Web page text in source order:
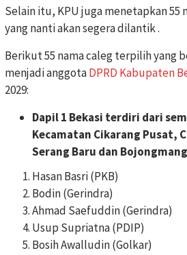
Selain itu, KPU juga menetapkan 55
yang nanti akan segera dilantik .
Berikut 55 nama caleg terpilih yang
menjadi anggotaDPRD Kabupaten
2029:
Dapil 1 Bekasi terdiri dari
Kecamatan Cikarang Pusat,
Serang Baru dan
Hasan Basri (PKB)
Bodin (Gerindra)
Ahmad Saefuddin (Gerindra)
Usup Supriatna (PDIP)
Bosih Awalludin (Golkar)